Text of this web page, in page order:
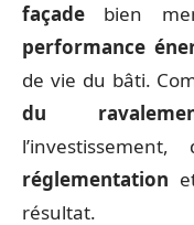
façade bien
performance
de vie du bâti.
du
réglementation
résultat.